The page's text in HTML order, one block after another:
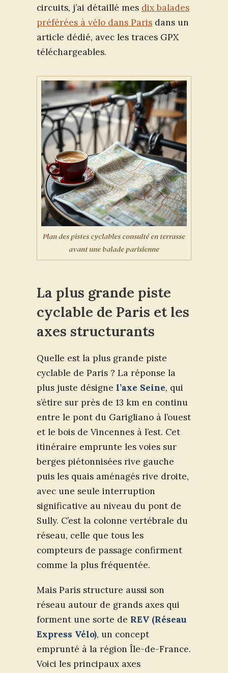
circuits, j’ai détaillé mes dix balades
préférées à vélo dans Paris dans un
article dédié, avec les traces GPX
téléchargeables.
Plan des pistes cyclables consulté en terrasse
avant une balade parisienne
La plus grande piste
cyclable de Paris et les
axes structurants
Quelle est la plus grande piste
cyclable de Paris ? La réponse la
plus juste désigne l’axe Seine, qui
s’étire sur près de 13 km en continu
entre le pont du Garigliano à l’ouest
et le bois de Vincennes à l’est. Cet
itinéraire emprunte les voies sur
berges piétonnisées rive gauche
puis les quais aménagés rive droite,
avec une seule interruption
significative au niveau du pont de
Sully. C’est la colonne vertébrale du
réseau, celle que tous les
compteurs de passage confirment
comme la plus fréquentée.
Mais Paris structure aussi son
réseau autour de grands axes qui
forment une sorte de REV (Réseau
Express Vélo), un concept
emprunté à la région Île-de-France.
Voici les principaux axes